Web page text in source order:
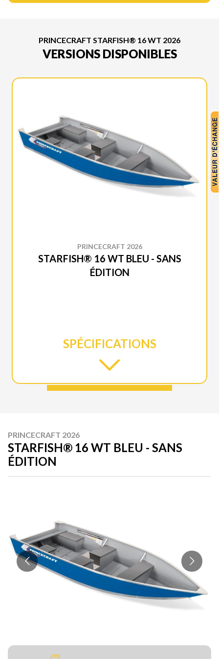
PRINCECRAFT STARFISH® 16 WT 2026
VERSIONS DISPONIBLES
PRINCECRAFT 2026
STARFISH® 16 WT BLEU - SANS
ÉDITION
SPÉCIFICATIONS
PRINCECRAFT 2026
STARFISH® 16 WT BLEU - SANS
ÉDITION